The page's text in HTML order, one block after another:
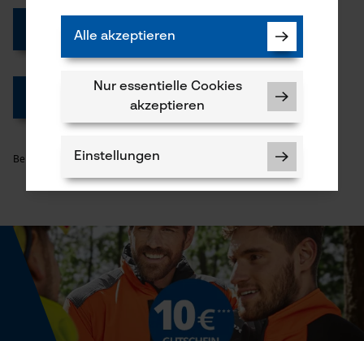
Zu den Fadenköpfen
Beitrag weiterempfehlen
Alle akzeptieren
Nur essentielle Cookies
akzeptieren
Einstellungen
Notwendige Cookies